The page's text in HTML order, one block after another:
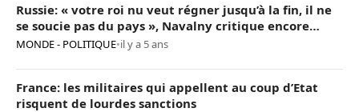
Russie: « votre roi nu veut régner jusqu’à la fin, il ne
se soucie pas du pays », Navalny critique encore
Poutine
MONDE - POLITIQUE•il y a 5 ans
France: les militaires qui appellent au coup d’Etat
risquent de lourdes sanctions